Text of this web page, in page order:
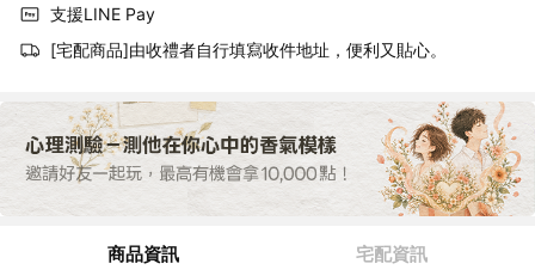
支援LINE Pay
[宅配商品]由收禮者自行填寫收件地址，便利又貼心。
商品資訊 宅配資訊